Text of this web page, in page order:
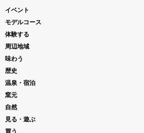
イベント
モデルコース
体験する
周辺地域
味わう
歴史
温泉・宿泊
窯元
自然
見る・遊ぶ
買う